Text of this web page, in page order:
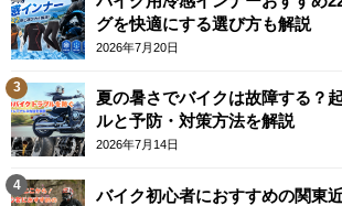
グを快適にする選び方も解説
2026年7月20日
夏の暑さでバイクは故障する？
ルと予防・対策方法を解説
2026年7月14日
バイク初心者におすすめの関東